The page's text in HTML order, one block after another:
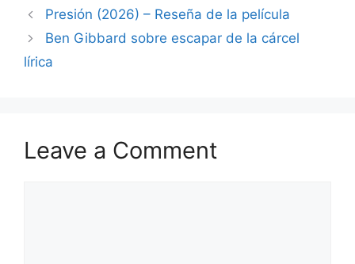
Presión (2026) – Reseña de la película
Ben Gibbard sobre escapar de la cárcel
lírica
Leave a Comment